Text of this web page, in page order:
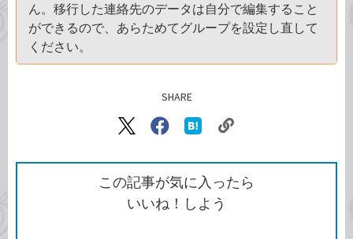
ん。移行した連絡先のデータは自分で編集すること
ができるので、あらためてグループを設定し直して
ください。
SHARE
X（旧
で
シ
ェ
ア
Facebook
シ
ェ
ア
な
ブ
ッ
ク
ク
を
コ
この記事が気に入ったら
いいね！しよう